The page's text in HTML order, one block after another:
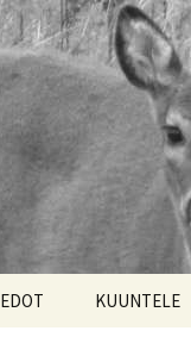
KUUNTELE